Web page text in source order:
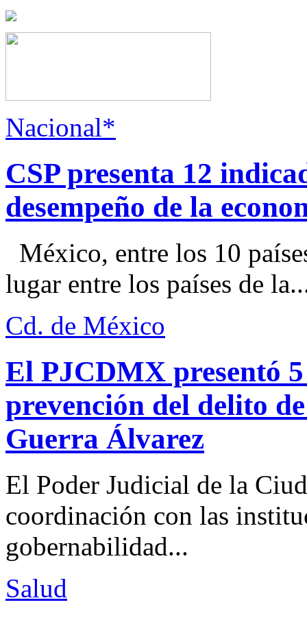
Nacional*
CSP presenta 12
desempeño de la
México, entre los 10
lugar entre los países de
Cd. de México
El PJCDMX presentó
prevención del delito
Guerra Álvarez
El Poder Judicial de la
coordinación con las
gobernabilidad...
Salud